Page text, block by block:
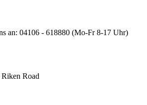
an: 04106 - 618880 (Mo-Fr 8-17 Uhr)
Road